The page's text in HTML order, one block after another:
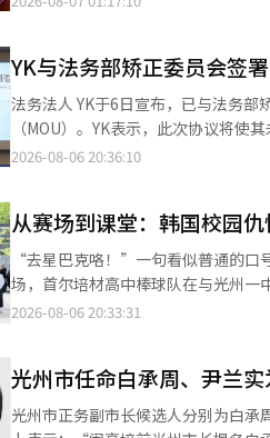
唱比赛和泡泡秀等活动，打造“伽马米夏季节”。 海南松湖海滩是无障碍海滩，配备了
季游客。务安的海滩以宽广的白沙滩和缓和的
文组织列为世界自然遗产的务安滩
体验。红色的西海夕阳与滩涂的自然气息交融，游
全管理人员和救援设备，并与消防
安全管理。 此外，光州还将公开水质、沙滩土壤和放射性检测结果，并提供便利设施使用费用的相关信息，同时将重
的海滩不仅可以游泳，还有海洋休
南方清澈的海洋、美丽的夕阳和丰
助。同时，加强建筑工地等户外作业
好畜牧业、渔业和农业生产防灾工作，加
气正不断推高中暑等高温相关疾病的
疾病患者被送往急诊室，其中1人死
者超过200人。 截至5日，自今年5月15日启动高温相关疾病监测系统以来，已累计报告患者2665人，死亡23人，已
来看，热衰竭最为常见，占62.3%；
例发生在户外，其中建筑工地等工作场所占25.7%，成为高
达到峰值，首尔最高气温预计将达
末起，高空云层增多、日照减弱，来
和。 不过，气象部门指出，此次降温并不意味着酷暑结束。未来一周，全国大部分地区白天气温仍将维持在28至36
区、庆尚北道东部沿海和济州山区
降雨量局地超过120毫米，相关部门已提醒民众注意
计将于10日前后登陆中国上海以南
YK与法务部矫正委员会签
法务法人 YK于6日宣布，已与法务
（MOU）。YK表示，此次协议将使其未来能
首尔历下洞YK江南总部10楼会议室
专家、心理治疗师、社会工作者等多
施。 通过此次工作协议，双方同意建立成功的工作合作体系，以支持囚犯的改造教育事业，并为矫正委员及其家属提
供法律咨询。YK将提供中央委员会
项福利，并支持在矫正服务中出现的法律问题。 在此次协议签署之前，YK已经通过内
持团”积极参与全国矫正设施的支持
作。 希望支持团还将开展具体的囚犯及矫正工作人员支持项目，包括帮助囚犯子女的少年、少女孤儿，提供监狱内婴
儿出生用品，免费法律咨询及生活法
件时，将提供免费的法律咨询及实际诉讼
2026-08-06 20:36:10
从赛场到课堂：韩国校园仇
“去星巴克咯！”一句看似普通的口号，却在韩国
场，首尔培材高中棒球队在与光州
人来说，或许很难理解这句话为何会引发争议。 这一事件之所以点爆舆论，与韩国星巴克的
社会争议至今尚未平息。 在这一背景下，培材高中棒球队将“去星巴克咯”作为比赛应援口号，被不少韩国媒体和教
育界人士认为已经超出了普通玩笑的范畴，
어）”“左派（좌빨）”“支那（짱깨
2026-08-06 20:33:31
光州市任命白承周、尹兰
光州市正务副市长候选人分别为白承周和尹兰实。 黄基妍光州市人事委员会委员长在6